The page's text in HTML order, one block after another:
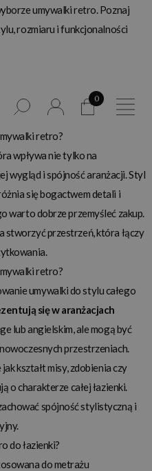
umywalki retro. Poznaj
rozmiaru i funkcjonalności
0
retro?
wpływa nie tylko na
wygląd i spójność aranżacji. Styl
się bogactwem detali i
warto dobrze przemyśleć zakup.
stworzyć przestrzeń, która łączy
retro?
umywalki do stylu całego
się w aranżacjach
lub angielskim, ale mogą być
przestrzeniach.
kształt misy, zdobienia czy
o charakterze całej łazienki.
spójność stylistyczną i
do łazienki?
do metrażu